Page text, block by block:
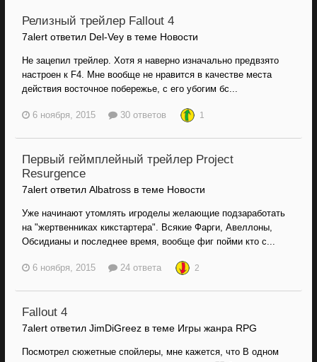
Релизный трейлер Fallout 4
7alert ответил Del-Vey в теме Новости
Не зацепил трейлер. Хотя я наверно изначально предвзято
настроен к F4. Мне вообще не нравится в качестве места
действия восточное побережье, с его убогим бс...
6 ноября, 2015 30 ответов 1
Первый геймплейный трейлер Project
Resurgence
7alert ответил Albatross в теме Новости
Уже начинают утомлять игроделы желающие подзаработать
на "жертвенниках кикстартера". Всякие Фарги, Авеллоны,
Обсидианы и последнее время, вообще фиг пойми кто c...
6 ноября, 2015 24 ответа 2
Fallout 4
7alert ответил JimDiGreez в теме Игры жанра RPG
Посмотрел сюжетные спойлеры, мне кажется, что В одном